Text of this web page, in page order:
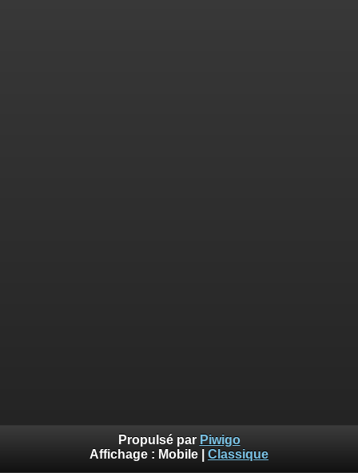
Propulsé par Piwigo
Affichage : Mobile Classique